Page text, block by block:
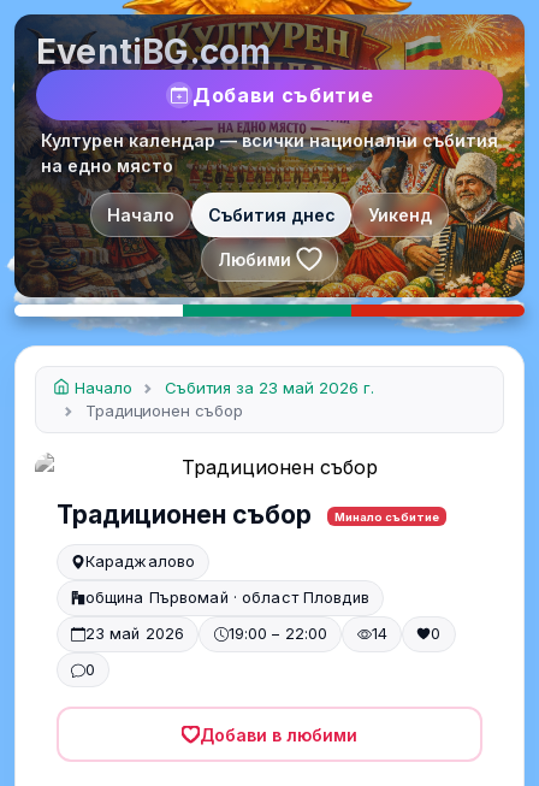
EventiBG.com
Добави събитие
Културен календар — всички национални събития
на едно място
Начало Събития днес Уикенд
Любими
Начало
Събития за 23 май 2026 г.
Традиционен събор
Традиционен събор Минало събитие
Караджалово
община Първомай · област Пловдив
23 май 2026
19:00 – 22:00 14
0
0
Добави в любими